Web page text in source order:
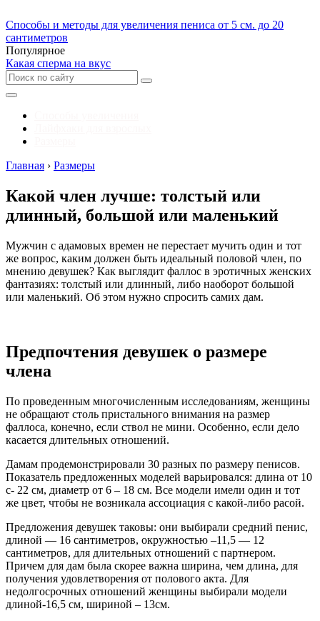
Способы и методы для увеличения пениса от 5 см. до 20
сантиметров
Популярное
Какая сперма на вкус
Главная › Размеры
Какой член лучше: толстый или
длинный, большой или маленький
Мужчин с адамовых времен не перестает мучить один и тот
же вопрос, каким должен быть идеальный половой член, по
мнению девушек? Как выглядит фаллос в эротичных женских
фантазиях: толстый или длинный, либо наоборот большой
или маленький. Об этом нужно спросить самих дам.
Предпочтения девушек о размере
члена
По проведенным многочисленным исследованиям, женщины
не обращают столь пристального внимания на размер
фаллоса, конечно, если ствол не мини. Особенно, если дело
касается длительных отношений.
Дамам продемонстрировали 30 разных по размеру пенисов.
Показатель предложенных моделей варьировался: длина от 10
с- 22 см, диаметр от 6 – 18 см. Все модели имели один и тот
же цвет, чтобы не возникала ассоциация с какой-либо расой.
Предложения девушек таковы: они выбирали средний пенис,
длиной — 16 сантиметров, окружностью –11,5 — 12
сантиметров, для длительных отношений с партнером.
Причем для дам была скорее важна ширина, чем длина, для
получения удовлетворения от полового акта. Для
недолгосрочных отношений женщины выбирали модели
длиной-16,5 см, шириной – 13см.